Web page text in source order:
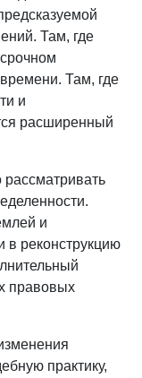
Там, где
Там, где
и
расширенный
и
в реконструкцию
правовых
практику,